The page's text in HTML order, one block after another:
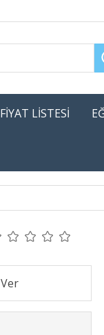
FİYAT LİSTESİ